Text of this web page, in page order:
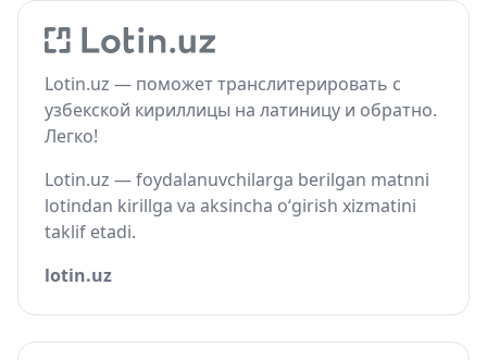
Lotin.uz — поможет транслитерировать с
узбекской кириллицы на латиницу и обратно.
Легко!
Lotin.uz — foydalanuvchilarga berilgan matnni
lotindan kirillga va aksincha o‘girish xizmatini
taklif etadi.
lotin.uz